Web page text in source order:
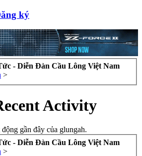
ký
- Diễn Đàn Cầu Lông Việt Nam
>
Activity
gần đây của glungah.
- Diễn Đàn Cầu Lông Việt Nam
>